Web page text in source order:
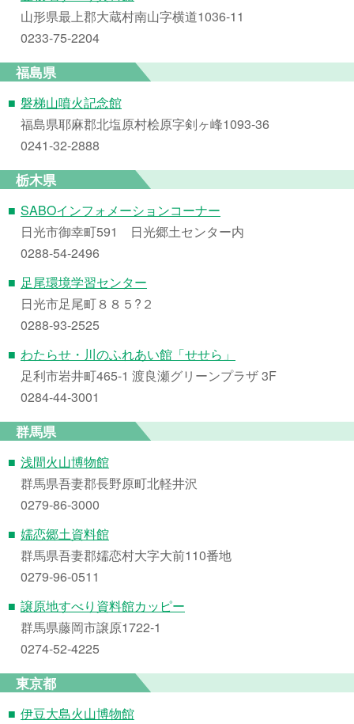
山形県最上郡大蔵村南山字横道1036-11
0233-75-2204
福島県
■ 磐梯山噴火記念館
福島県耶麻郡北塩原村桧原字剣ヶ峰1093-36
0241-32-2888
栃木県
■ SABOインフォメーションコーナー
日光市御幸町591 日光郷土センター内
0288-54-2496
■ 足尾環境学習センター
日光市足尾町８８５?２
0288-93-2525
■ わたらせ・川のふれあい館「せせら」
足利市岩井町465-1 渡良瀬グリーンプラザ 3F
0284-44-3001
群馬県
■ 浅間火山博物館
群馬県吾妻郡長野原町北軽井沢
0279-86-3000
■ 嬬恋郷土資料館
群馬県吾妻郡嬬恋村大字大前110番地
0279-96-0511
■ 譲原地すべり資料館カッピー
群馬県藤岡市譲原1722-1
0274-52-4225
東京都
■ 伊豆大島火山博物館